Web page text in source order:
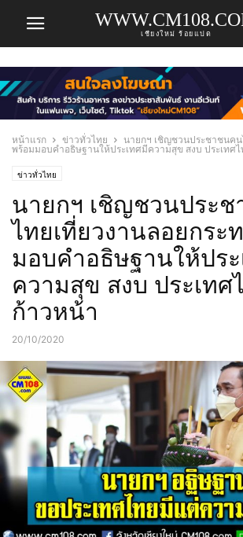
เชียงใหม่ ร้อยแปด
หน้าแรก ข่าวทั่วไทย
นายกฯ เชิญชวนประชาชนคน
พร้อมมอบคำอธิษฐานให้ประเทศมีความสุข สงบ ประเทศ
ข่าวทั่วไทย
นายกฯ เชิญชวนประ
ไทยเที่ยวงานลอยกระ
มอบคำอธิษฐานให้ปร
ความสุข สงบ ประเทศ
ก้าวหน้า
20/10/2020